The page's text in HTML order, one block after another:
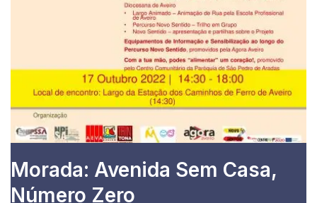
Morada: Avenida Sem Casa,
Número Zero